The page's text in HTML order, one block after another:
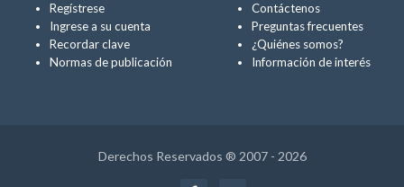
Regístrese
Ingrese a su cuenta
Recordar clave
Normas de publicación
Contáctenos
Preguntas frecuentes
¿Quiénes somos?
Información de interés
Derechos Reservados ® 2007 - 2026